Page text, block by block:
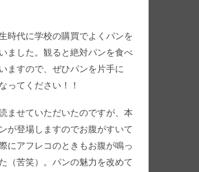
時代に学校の購買でよくパンを
ました。観ると絶対パンを食べ
ますので、ぜひパンを片手に
ってください！！
ませていただいたのですが、本
が登場しますのでお腹がすいて
にアフレコのときもお腹が鳴っ
（苦笑）。パンの魅力を改めて